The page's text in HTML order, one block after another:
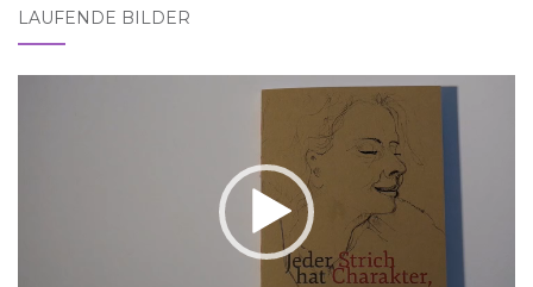
LAUFENDE BILDER